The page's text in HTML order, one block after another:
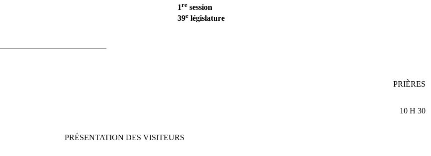
1re session
39e législature
PRIÈRES
10 H 30
PRÉSENTATION DES VISITEURS